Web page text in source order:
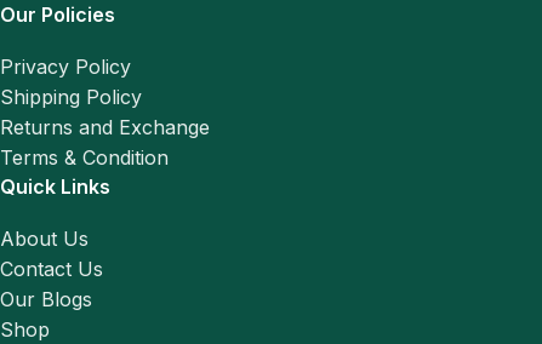
Our Policies
Privacy Policy
Shipping Policy
Returns and Exchange
Terms & Condition
Quick Links
About Us
Contact Us
Our Blogs
Shop